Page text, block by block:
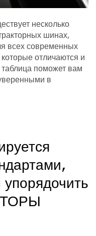
несколько
шинах,
всех современных
отличаются и
поможет вам
в